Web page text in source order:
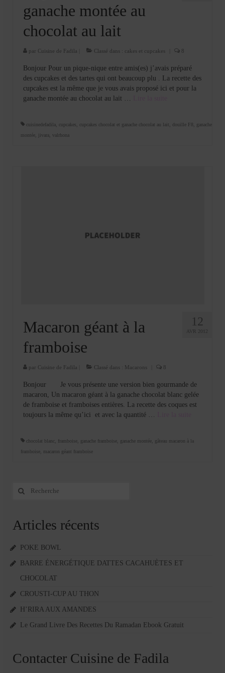
ganache montée au
chocolat au lait
par Cuisine de Fadila Classé dans : cakes et cupcakes 8
Bonjour Pour un pique-nique entre amis(es) j’avais préparé
des cupcakes et des tartes qui ont beaucoup plu . La recette des
cupcakes est la même que je vous avais proposé ici et pour la
ganache montée au chocolat au lait …
cuisinedefadila cupcakes cupcakes chocolat et ganache chocolat au lait douille F8
ganache
montée
jivara valrhona
12
AVR 2012
Macaron géant à la
framboise
par Cuisine de Fadila Classé dans : Macarons 8
Bonjour Je vous présente une version bien gourmande de
macaron, Un macaron géant à la ganache chocolat blanc gelée
de framboise et framboises entières. La recette des coques est
toujours la même qu’ici et avec la quantité …
chocolat blanc framboise ganache framboise ganache montée
gâteau macaron à la
framboise
macaron géant framboise
Rechercher
Articles récents
POKE BOWL
BARRE ÉNERGÉTIQUE DATTES CACAHUÈTES ET
CHOCOLAT
CROUSTI-CUP AU THON
H’RIRA AUX AMANDES
Le Grand Livre Des Recettes Du Ramadan Ebook Gratuit
Contacter Cuisine de Fadila